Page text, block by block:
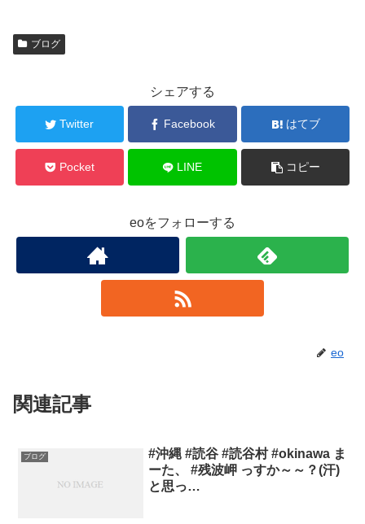
ブログ
シェアする
Twitter Facebook はてブ
Pocket LINE コピー
eoをフォローする
eo
関連記事
ブログ
#沖縄 #読谷 #読谷村 #okinawa ま
ーた、 #残波岬 っすか～～？(汗)
と思っ…